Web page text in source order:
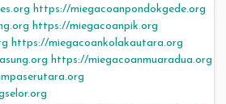
https://miegacoanpondokgede.org
https://miegacoanpik.org
https://miegacoankolakautara.org
https://miegacoanmuaradua.org